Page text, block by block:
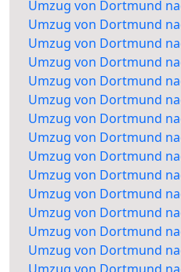
Umzug von Dortmund
Umzug von Dortmund
Umzug von Dortmund
Umzug von Dortmund
Umzug von Dortmund
Umzug von Dortmund
Umzug von Dortmund
Umzug von Dortmund
Umzug von Dortmund
Umzug von Dortmund
Umzug von Dortmund
Umzug von Dortmund
Umzug von Dortmund
Umzug von Dortmund